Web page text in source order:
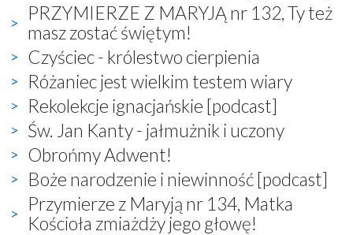
PRZYMIERZE Z MARYJĄ nr 132, Ty też
masz zostać świętym!
Czyściec - królestwo cierpienia
Różaniec jest wielkim testem wiary
Rekolekcje ignacjańskie [podcast]
Św. Jan Kanty - jałmużnik i uczony
Obrońmy Adwent!
Boże narodzenie i niewinność [podcast]
Przymierze z Maryją nr 134, Matka
Kościoła zmiażdży jego głowę!